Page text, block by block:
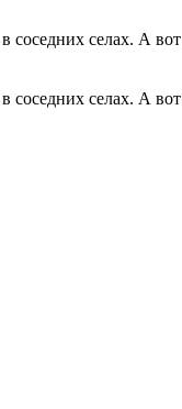
соседних селах. А
соседних селах. А